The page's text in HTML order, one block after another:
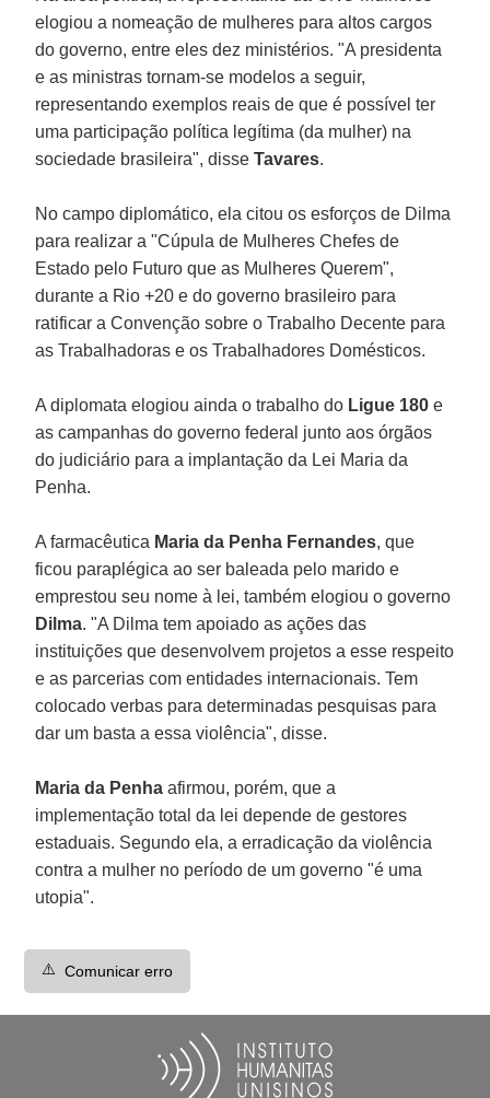
elogiou a nomeação de mulheres para altos cargos
do governo, entre eles dez ministérios. "A presidenta
e as ministras tornam-se modelos a seguir,
representando exemplos reais de que é possível ter
uma participação política legítima (da mulher) na
sociedade brasileira", disseTavares.
No campo diplomático, ela citou os esforços de Dilma
para realizar a "Cúpula de Mulheres Chefes de
Estado pelo Futuro que as Mulheres Querem",
durante a Rio +20 e do governo brasileiro para
ratificar a Convenção sobre o Trabalho Decente para
as Trabalhadoras e os Trabalhadores Domésticos.
A diplomata elogiou ainda o trabalho do Ligue 180 e
as campanhas do governo federal junto aos órgãos
do judiciário para a implantação da Lei Maria da
Penha.
A farmacêutica Maria da Penha Fernandes, que
ficou paraplégica ao ser baleada pelo marido e
emprestou seu nome à lei, também elogiou o governo
Dilma. "A Dilma tem apoiado as ações das
instituições que desenvolvem projetos a esse respeito
e as parcerias com entidades internacionais. Tem
colocado verbas para determinadas pesquisas para
dar um basta a essa violência", disse.
Maria da Penha afirmou, porém, que a
implementação total da lei depende de gestores
estaduais. Segundo ela, a erradicação da violência
contra a mulher no período de um governo "é uma
utopia".
⚠️ Comunicar erro